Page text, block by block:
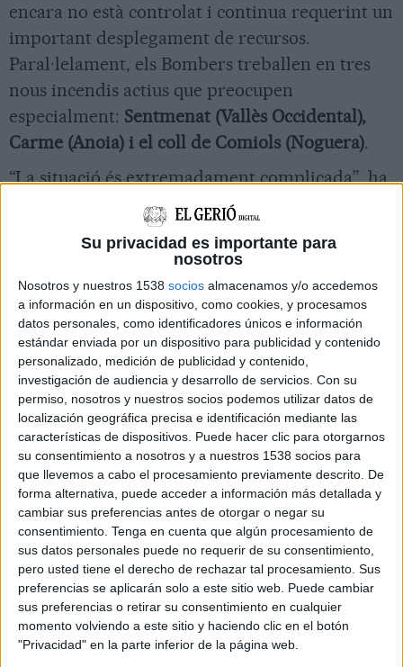
Su privacidad es importante para
nosotros
Nosotros y nuestros 1538 socios almacenamos y/o accedemos
a información en un dispositivo, como cookies, y procesamos
datos personales, como identificadores únicos e información
estándar enviada por un dispositivo para publicidad y contenido
personalizado, medición de publicidad y contenido,
investigación de audiencia y desarrollo de servicios. Con su
permiso, nosotros y nuestros socios podemos utilizar datos de
localización geográfica precisa e identificación mediante las
características de dispositivos. Puede hacer clic para otorgarnos
su consentimiento a nosotros y a nuestros 1538 socios para
que llevemos a cabo el procesamiento previamente descrito. De
forma alternativa, puede acceder a información más detallada y
cambiar sus preferencias antes de otorgar o negar su
consentimiento. Tenga en cuenta que algún procesamiento de
sus datos personales puede no requerir de su consentimiento,
pero usted tiene el derecho de rechazar tal procesamiento. Sus
preferencias se aplicarán solo a este sitio web. Puede cambiar
sus preferencias o retirar su consentimiento en cualquier
momento volviendo a este sitio y haciendo clic en el botón
"Privacidad" en la parte inferior de la página web.
encara no està controlat i continua requerint un
important desplegament de recursos.
Paral·lelament, els Bombers treballen en tres
nous incendis actius que preocupen
especialment: Sentmenat (Vallès Occidental),
Carme (Anoia) i el coll de Comiols (Noguera).
“La situació és extremadament complicada”, ha
afirmat la consellera, que ha destacat que els
Bombers mantenen activat el nivell
tots els parcs reforçats tant pel que fa a
comandaments com a efectius.
Sentmenat, la principal preocupació
Segons ha explicat David Borrell, el foc que més
preocupa és el deSentmenat, tant per la seva
evolució com pel risc directe sobre la població.
L’incendi afecta una urbanització molt
disseminada, envoltada de massa forestal i amb
alguns habitatges de fusta, una configuració que
dificulta enormement les tasques de protecció.
“En aquest tipus d’urbanitzacions és
pràcticament impossible protegir totes les
cases. La nostra prioritat absoluta són les
persones”, ha afirmat. Per aquest motiu, s’han
decretatconfinamentsa urbanitzacions de